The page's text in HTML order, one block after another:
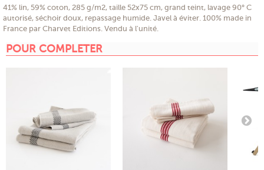
41% lin, 59% coton, 285 g/m2, taille 52x75 cm, grand teint, lavage 90° C
autorisé, séchoir doux, repassage humide. Javel à éviter. 100% made in
France par Charvet Editions. Vendu à l'unité.
POUR COMPLETER